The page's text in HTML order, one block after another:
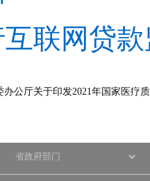
联网贷
办公厅关于印发2021年国家医疗